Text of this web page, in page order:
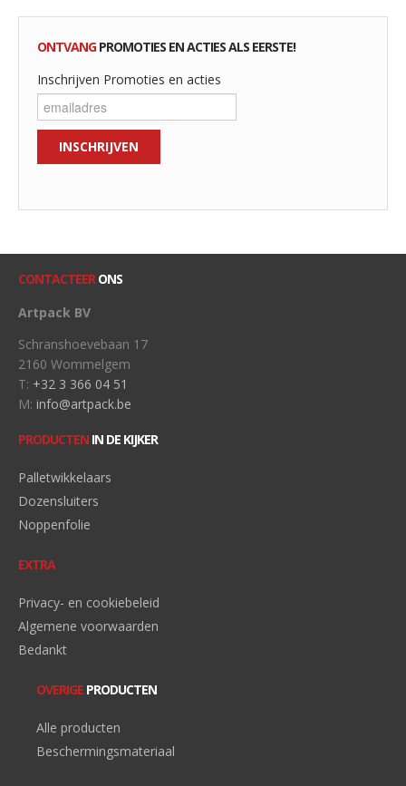
ONTVANGPROMOTIES EN ACTIES ALS EERSTE!
Inschrijven Promoties en acties
CONTACTEERONS
Artpack BV
Schranshoevebaan 17
2160 Wommelgem
T: +32 3 366 04 51
M: info@artpack.be
PRODUCTEN IN DE KIJKER
Palletwikkelaars
Dozensluiters
Noppenfolie
EXTRA
Privacy- en cookiebeleid
Algemene voorwaarden
Bedankt
OVERIGE PRODUCTEN
Alle producten
Beschermingsmateriaal